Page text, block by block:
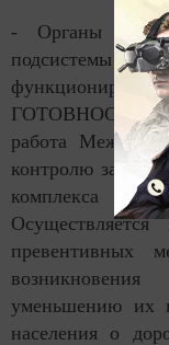
- Органы
подсистемы
ГОТОВНОСТЬ». С
работа
контролю за
комплекса
превентивных
уменьшению их
населения о